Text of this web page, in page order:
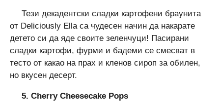
Тези декадентски сладки картофени браунита
от Deliciously Ella са чудесен начин да накарате
детето си да яде своите зеленчуци! Пасирани
сладки картофи, фурми и бадеми се смесват в
тесто от какао на прах и кленов сироп за обилен,
но вкусен десерт.
5. Cherry Cheesecake Pops